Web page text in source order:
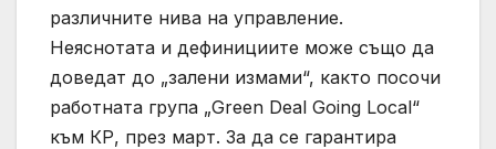
различните нива на управление.
Неяснотата и дефинициите може също да
доведат до „залени измами“, както посочи
работната група „Green Deal Going Local“
към КР, през март. За да се гарантира